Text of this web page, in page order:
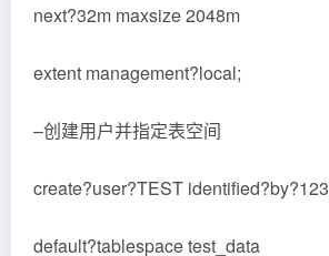
next?32m maxsize 2048m
extent management?local;
–创建用户并指定表空间
create?user?TEST identified?by?123
default?tablespace test_data